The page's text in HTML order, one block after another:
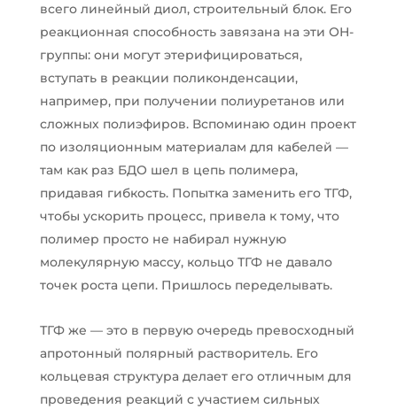
всего линейный диол, строительный блок. Его
реакционная способность завязана на эти ОН-
группы: они могут этерифицироваться,
вступать в реакции поликонденсации,
например, при получении полиуретанов или
сложных полиэфиров. Вспоминаю один проект
по изоляционным материалам для кабелей —
там как раз БДО шел в цепь полимера,
придавая гибкость. Попытка заменить его ТГФ,
чтобы ускорить процесс, привела к тому, что
полимер просто не набирал нужную
молекулярную массу, кольцо ТГФ не давало
точек роста цепи. Пришлось переделывать.
ТГФ же — это в первую очередь превосходный
апротонный полярный растворитель. Его
кольцевая структура делает его отличным для
проведения реакций с участием сильных